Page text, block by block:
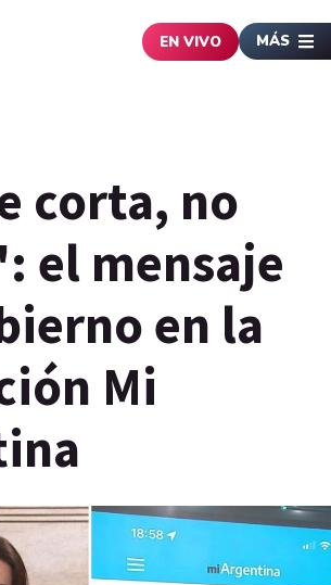
EN VIVO MÁS
corta, no
el mensaje
en la
Mi